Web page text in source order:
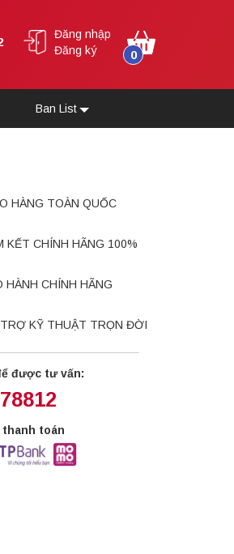
Đăng nhập
Đăng ký
0
Ban List
HÀNG TOÀN QUỐC
KẾT CHÍNH HÃNG 100%
HÀNH CHÍNH HÃNG
KỸ THUẬT TRỌN ĐỜI
được tư vấn:
toán